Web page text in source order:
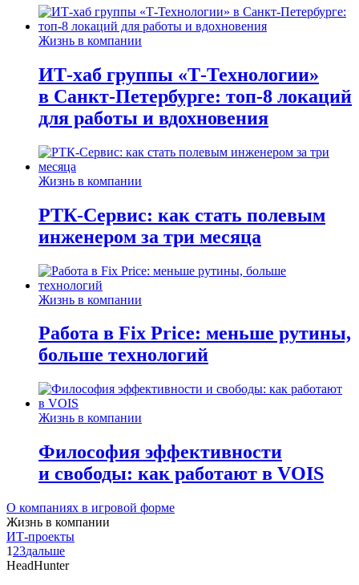
Жизнь в компании
ИТ-хаб группы «Т-Технологии»
в Санкт-Петербурге: топ-8 локаций
для работы и вдохновения
Жизнь в компании
РТК-Сервис: как стать полевым
инженером за три месяца
Жизнь в компании
Работа в Fix Price: меньше рутины,
больше технологий
Жизнь в компании
Философия эффективности
и свободы: как работают в VOIS
О компаниях в игровой форме
Жизнь в компании
ИТ-проекты
1 23дальше
HeadHunter